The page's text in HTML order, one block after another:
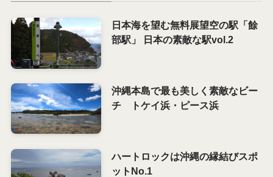
日本海を望む無料展望空の駅「餘
部駅」 日本の素敵な駅vol.2
沖縄本島で最も美しく素敵なビー
チ トケイ浜・ピース浜
ハートロックは沖縄の縁結びスポ
ットNo.1